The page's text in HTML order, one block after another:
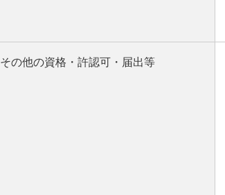
その他の資格・許認可・届出等